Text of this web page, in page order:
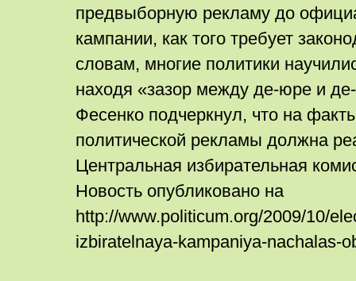
предвыборную рекламу до
кампании, как того требует
словам, многие политики
находя «зазор между де-юре и
Фесенко подчеркнул, что на
политической рекламы должна
Центральная избирательная
Новость опубликовано на
http://www.politicum.org/2009/10/
izbiratelnaya-kampaniya-nachalas-